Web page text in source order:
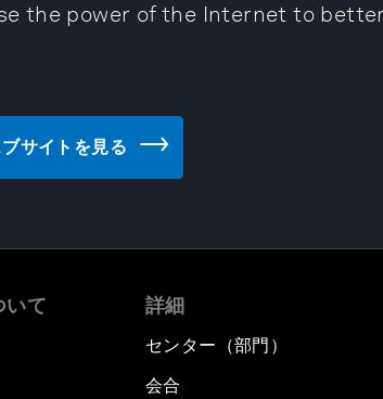
the power of the Internet to
サイトを見る
いて 詳細
センター（部門）
会合